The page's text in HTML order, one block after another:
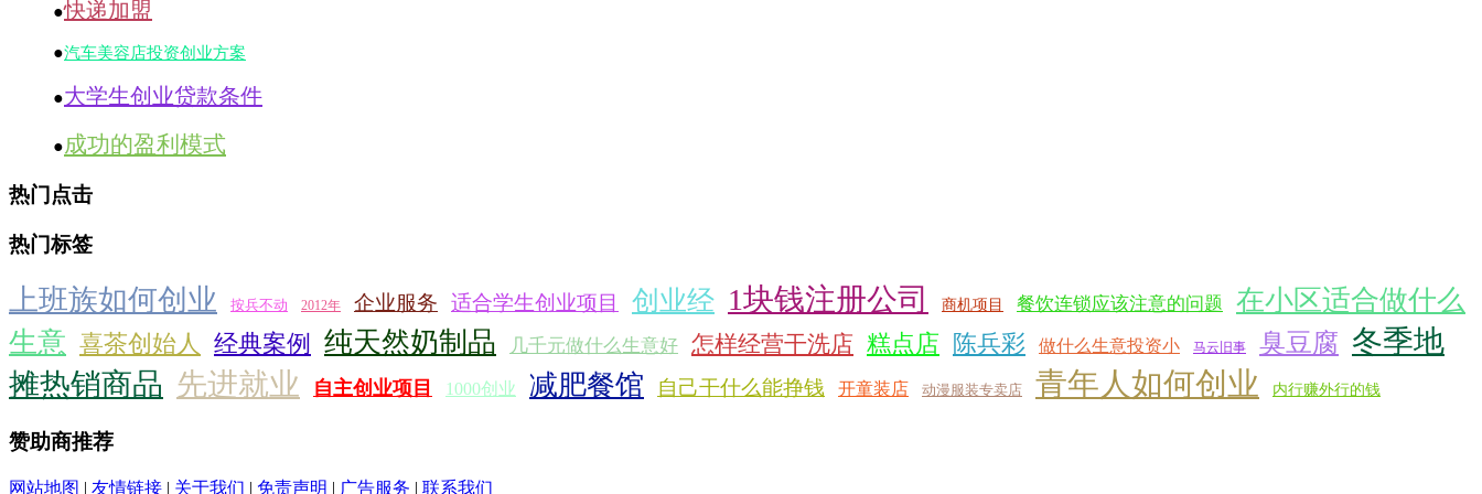
●快递加盟
●汽车美容店投资创业方案
●大学生创业贷款条件
●成功的盈利模式
热门点击
热门标签
上班族如何创业 按兵不动 2012年 企业服务 适合学生创业项目 创业经 1块钱注册公司 商机项目 餐饮连锁应该注意的问题
在小区适合做什么
生意 喜茶创始人 经典案例 纯天然奶制品 几千元做什么生意好 怎样经营干洗店 糕点店 陈兵彩 做什么生意投资小 马云旧事 臭豆腐 冬季地
摊热销商品 先进就业 自主创业项目 1000创业 减肥餐馆 自己干什么能挣钱 开童装店 动漫服装专卖店 青年人如何创业 内行赚外行的钱
赞助商推荐
网站地图 | 友情链接 | 关于我们 | 免责声明 | 广告服务 | 联系我们